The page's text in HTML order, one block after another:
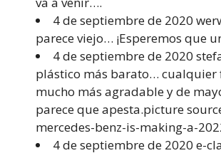
4 de septiembre de 2020
parece viejo… ¡Esperemos que
4 de septiembre de 2020
plástico más barato… cualquier
mucho más agradable y de
parece que apesta.picture
mercedes-benz-is-making-a-
4 de septiembre de 2020 e-